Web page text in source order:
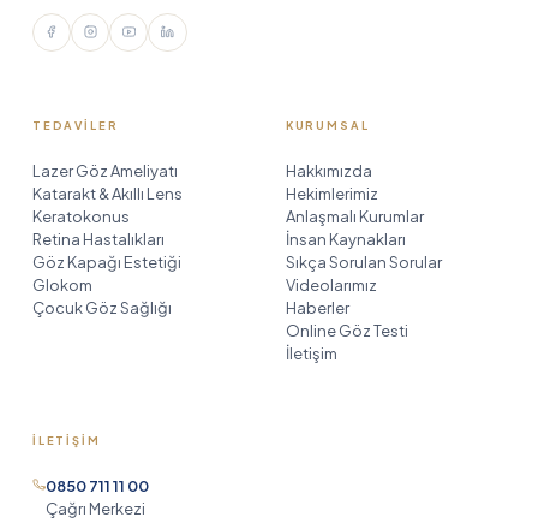
TEDAVILER
Lazer Göz Ameliyatı
Katarakt & Akıllı Lens
Keratokonus
Retina Hastalıkları
Göz Kapağı Estetiği
Glokom
Çocuk Göz Sağlığı
KURUMSAL
Hakkımızda
Hekimlerimiz
Anlaşmalı Kurumlar
İnsan Kaynakları
Sıkça Sorulan Sorular
Videolarımız
Haberler
Online Göz Testi
İletişim
İLETIŞIM
0850 711 11 00
Çağrı Merkezi